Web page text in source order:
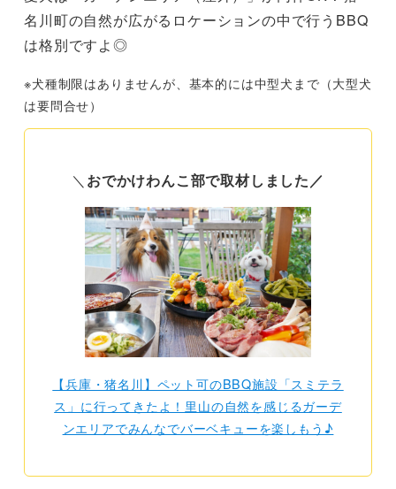
名川町の自然が広がるロケーションの中で行うBBQ
は格別ですよ◎
※犬種制限はありませんが、基本的には中型犬まで（大型犬
は要問合せ）
＼ おでかけわんこ部で取材しました／
【兵庫・猪名川】ペット可のBBQ施設「スミテラ
ス」に行ってきたよ！里山の自然を感じるガーデ
ンエリアでみんなでバーベキューを楽しもう♪